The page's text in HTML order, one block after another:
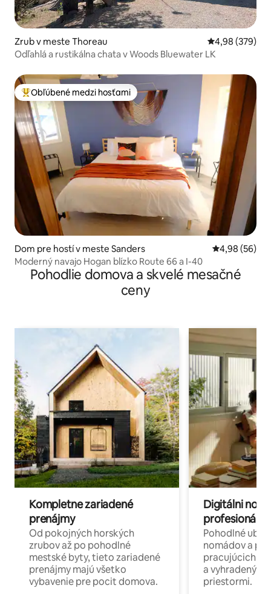
Zrub v meste Thoreau Priemerné
4,98 (379)
Odľahlá a rustikálna chata v Woods Bluewater LK
Najobľúbenejšie medzi hosťami
Obľúbené medzi hosťami
Dom pre hostí v meste Sanders Priemerné
4,98 (56)
Moderný navajo Hogan blízko Route 66 a I-40
Pohodlie domova a skvelé mesačné
ceny
Kompletne zariadené
prenájmy
Od pokojných horských
zrubov až po pohodlné
mestské byty, tieto zariadené
prenájmy majú všetko
vybavenie pre pocit domova.
Digitálni
profesionáli
Pohodlné
nomádov a
pracujúcich
a
priestormi.